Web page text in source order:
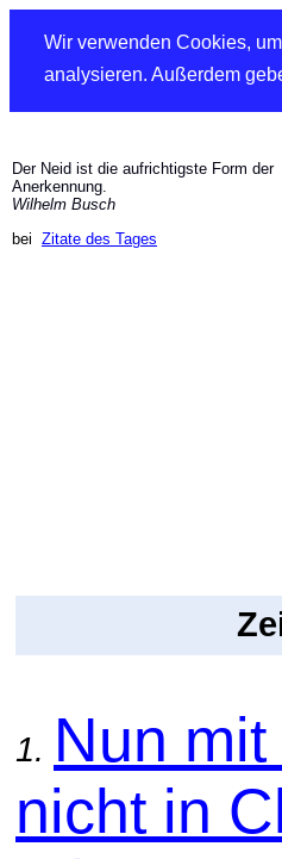
Wir verwenden Cookies,
analysieren. Außerdem
Der Neid ist die aufrichtigste Form der
Anerkennung.
Wilhelm Busch
bei Zitate des Tages
1. Nun
nicht in